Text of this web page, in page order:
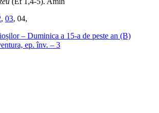
, 03, 04,
– Duminica a 15-a de peste an (B)
ep. înv. – 3